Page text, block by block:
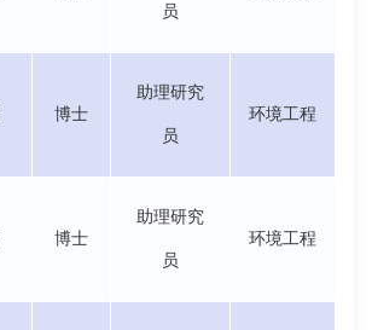
员
博士
助理研究
员
环境工程
博士
助理研究
员
环境工程